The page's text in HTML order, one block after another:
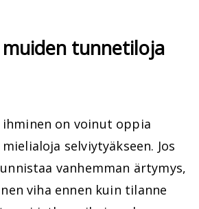
tunnetiloja
on voinut oppia
selviytyäkseen. Jos
vanhemman ärtymys,
viha ennen kuin tilanne